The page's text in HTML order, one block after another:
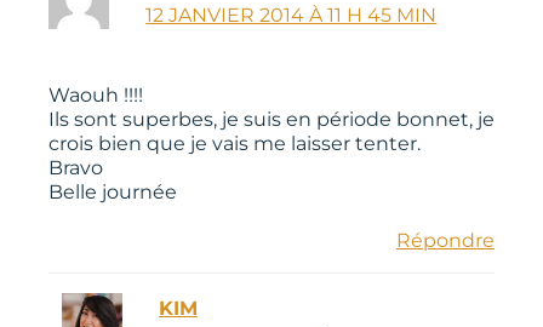
12 JANVIER 2014 À 11 H 45 MIN
Waouh !!!!
Ils sont superbes, je suis en période bonnet, je
crois bien que je vais me laisser tenter.
Bravo
Belle journée
Répondre
KIM